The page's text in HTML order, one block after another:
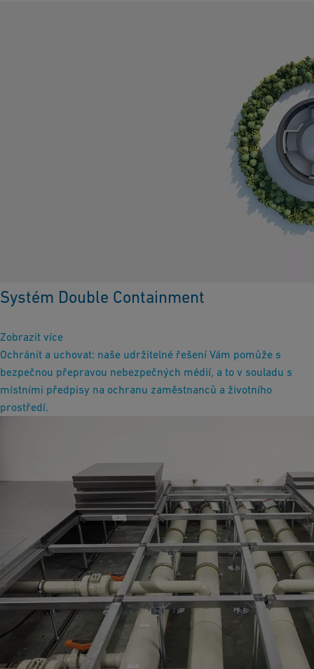
Systém Double Containment
Zobrazit více
Ochránit a uchovat: naše udržitelné řešení Vám pomůže s
bezpečnou přepravou nebezpečných médií, a to v souladu s
místními předpisy na ochranu zaměstnanců a životního
prostředí.